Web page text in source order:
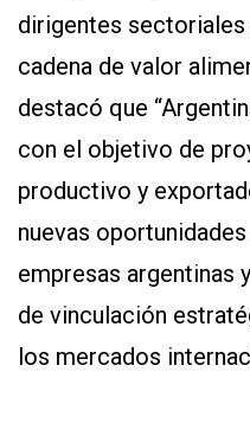
dirigentes
cadena de valor
destacó que
con el objetivo de
productivo y
nuevas
empresas argentinas
de vinculación
los mercados